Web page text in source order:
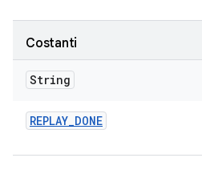
Costanti
String
REPLAY_DONE